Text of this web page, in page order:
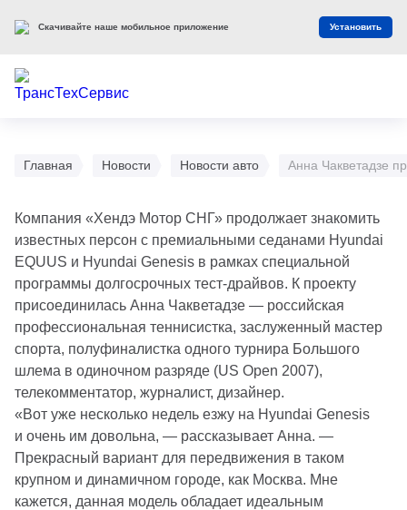
Главная Новости Новости авто Анна Чакветадзе
Компания «Хендэ Мотор СНГ» продолжает знакомить
известных персон с премиальными седанами Hyundai
EQUUS и Hyundai Genesis в рамках специальной
программы долгосрочных тест-драйвов. К проекту
присоединилась Анна Чакветадзе — российская
профессиональная теннисистка, заслуженный мастер
спорта, полуфиналистка одного турнира Большого
шлема в одиночном разряде (US Open 2007),
телекомментатор, журналист, дизайнер.
«Вот уже несколько недель езжу на Hyundai Genesis
и очень им довольна, — рассказывает Анна. —
Прекрасный вариант для передвижения в таком
крупном и динамичном городе, как Москва. Мне
кажется, данная модель обладает идеальным
Скачивайте наше мобильное приложение Установить